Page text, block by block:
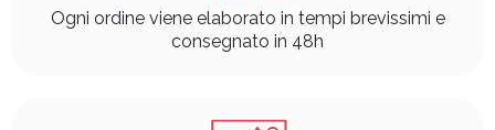
Ogni ordine viene elaborato in tempi brevissimi e
consegnato in 48h